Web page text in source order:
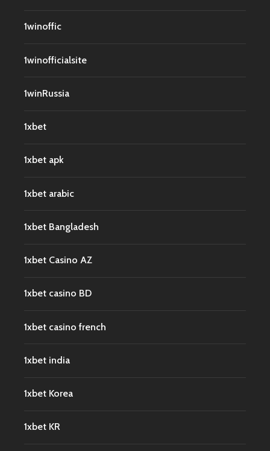
1winoffic
1winofficialsite
1winRussia
1xbet
1xbet apk
1xbet arabic
1xbet Bangladesh
1xbet Casino AZ
1xbet casino BD
1xbet casino french
1xbet india
1xbet Korea
1xbet KR